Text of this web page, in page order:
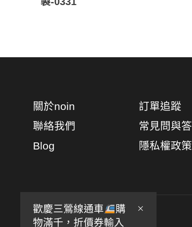
歡慶三鶯線通車
購
物滿千，折價券輸入
關於noin
聯絡我們
Blog
訂單追蹤
常見問與答
隱私權政策